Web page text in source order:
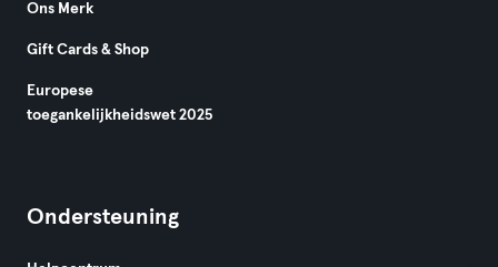
Ons Merk
Gift Cards & Shop
Europese
toegankelijkheidswet 2025
Ondersteuning